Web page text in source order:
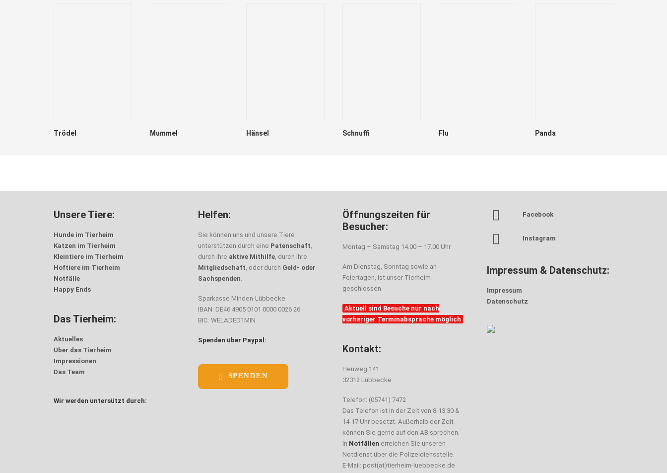
Trödel Mummel Hänsel Schnuffi Flu Panda
Unsere Tiere:
Hunde im Tierheim
Katzen im Tierheim
Kleintiere im Tierheim
Hoftiere im Tierheim
Notfälle
Happy Ends
Das Tierheim:
Aktuelles
Über das Tierheim
Impressionen
Das Team
Wir werden untersützt durch:
Helfen:
Sie können uns und unsere Tiere
unterstützen durch eine Patenschaft,
durch ihre aktive Mithilfe, durch ihre
Mitgliedschaft, oder durch Geld- oder
Sachspenden.
Sparkasse Minden-Lübbecke
IBAN: DE46 4905 0101 0000 0026 26
BIC: WELADED1MIN
Spenden über Paypal:
SPENDEN
Öffnungszeiten für
Besucher:
Montag – Samstag 14.00 – 17.00 Uhr
Am Dienstag, Sonntag sowie an
Feiertagen, ist unser Tierheim
geschlossen.
Aktuell sind Besuche nur nach
vorheriger Terminabsprache möglich
Kontakt:
Heuweg 141
32312 Lübbecke
Telefon: (05741) 7472
Das Telefon ist in der Zeit von 8-13.30 &
14-17 Uhr besetzt. Außerhalb der Zeit
können Sie gerne auf den AB sprechen.
In Notfällen erreichen Sie unseren
Notdienst über die Polizeidiensstelle.
E-Mail: post(at)tierheim-luebbecke.de
Facebook
Instagram
Impressum & Datenschutz:
Impressum
Datenschutz